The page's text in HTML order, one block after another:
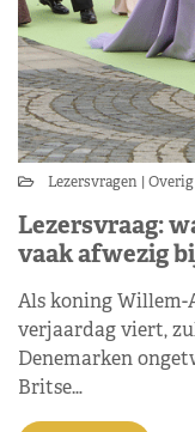
Lezersvragen Overig
Lezersvraag:
vaak afwezig
Als koning Willem-
verjaardag viert,
Denemarken
Britse…